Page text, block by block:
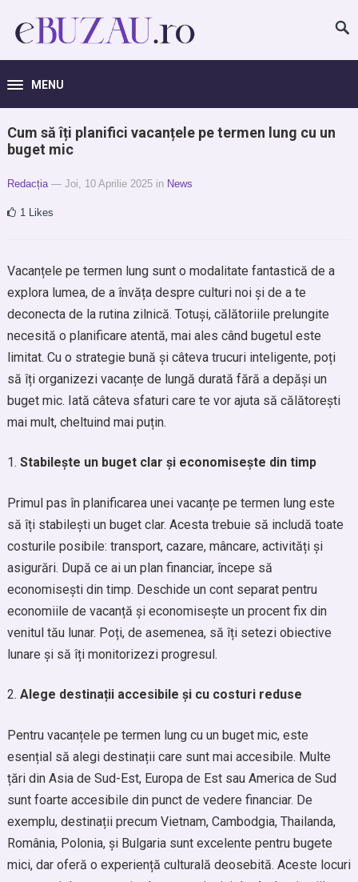
MENU
Cum să îți planifici vacanțele pe termen lung cu un
buget mic
Redacția — Joi, 10 Aprilie 2025 in News
1 Likes
Vacanțele pe termen lung sunt o modalitate fantastică de a
explora lumea, de a învăța despre culturi noi și de a te
deconecta de la rutina zilnică. Totuși, călătoriile prelungite
necesită o planificare atentă, mai ales când bugetul este
limitat. Cu o strategie bună și câteva trucuri inteligente, poți
să îți organizezi vacanțe de lungă durată fără a depăși un
buget mic. Iată câteva sfaturi care te vor ajuta să călătorești
mai mult, cheltuind mai puțin.
Stabilește un buget clar și economisește din timp
Primul pas în planificarea unei vacanțe pe termen lung este
să îți stabilești un buget clar. Acesta trebuie să includă toate
costurile posibile: transport, cazare, mâncare, activități și
asigurări. După ce ai un plan financiar, începe să
economisești din timp. Deschide un cont separat pentru
economiile de vacanță și economisește un procent fix din
venitul tău lunar. Poți, de asemenea, să îți setezi obiective
lunare și să îți monitorizezi progresul.
Alege destinații accesibile și cu costuri reduse
Pentru vacanțele pe termen lung cu un buget mic, este
esențial să alegi destinații care sunt mai accesibile. Multe
țări din Asia de Sud-Est, Europa de Est sau America de Sud
sunt foarte accesibile din punct de vedere financiar. De
exemplu, destinații precum Vietnam, Cambodgia, Thailanda,
România, Polonia, și Bulgaria sunt excelente pentru bugete
mici, dar oferă o experiență culturală deosebită. Aceste locuri